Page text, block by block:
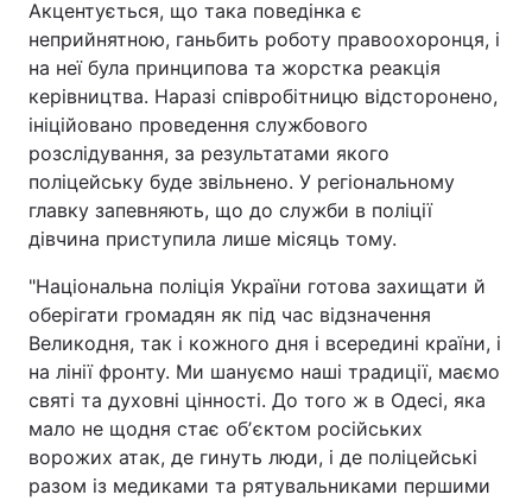
Акцентується, що така поведінка є
неприйнятною, ганьбить роботу правоохоронця, і
на неї була принципова та жорстка реакція
керівництва. Наразі співробітницю відсторонено,
ініційовано проведення службового
розслідування, за результатами якого
поліцейську буде звільнено. У регіональному
главку запевняють, що до служби в поліції
дівчина приступила лише місяць тому.
"Національна поліція України готова захищати й
оберігати громадян як під час відзначення
Великодня, так і кожного дня і всередині країни, і
на лінії фронту. Ми шануємо наші традиції, маємо
святі та духовні цінності. До того ж в Одесі, яка
мало не щодня стає обʼєктом російських
ворожих атак, де гинуть люди, і де поліцейські
разом із медиками та рятувальниками першими